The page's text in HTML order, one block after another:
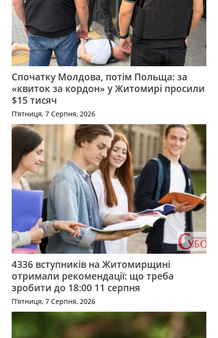
Спочатку Молдова, потім Польща: за
«квиток за кордон» у Житомирі просили
$15 тисяч
П’ятниця, 7 Серпня, 2026
4336 вступників на Житомирщині
отримали рекомендації: що треба
зробити до 18:00 11 серпня
П’ятниця, 7 Серпня, 2026